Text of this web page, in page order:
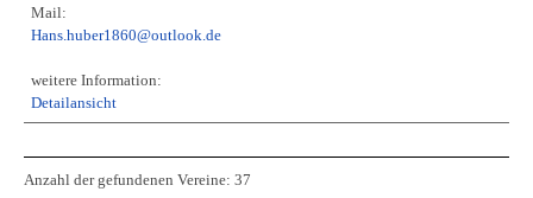
Mail:
Hans.huber1860@outlook.de
weitere Information:
Detailansicht
Anzahl der gefundenen Vereine: 37